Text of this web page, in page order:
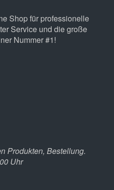
Shop für professionelle
Service und die große
Nummer #1!
Produkten, Bestellung.
Uhr